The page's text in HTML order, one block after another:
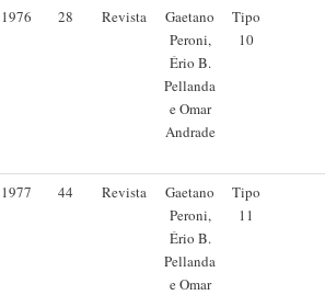
1976 28 Revista
Gaetano
Peroni,
Ério B.
Pellanda
e Omar
Andrade
Tipo
10
1977 44 Revista
Gaetano
Peroni,
Ério B.
Pellanda
e Omar
Tipo
11